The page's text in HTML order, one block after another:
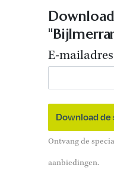
E-mailadres
Ontvang de
aanbiedingen.